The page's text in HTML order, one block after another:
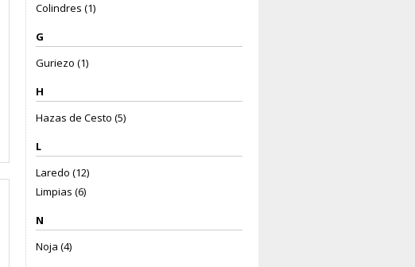
Colindres (1)
G
Guriezo (1)
H
Hazas de Cesto (5)
L
Laredo (12)
Limpias (6)
N
Noja (4)